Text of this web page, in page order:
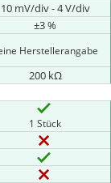
10 mV/div - 4 V/div
±3 %
Herstellerangabe
200 kΩ
1 Stück